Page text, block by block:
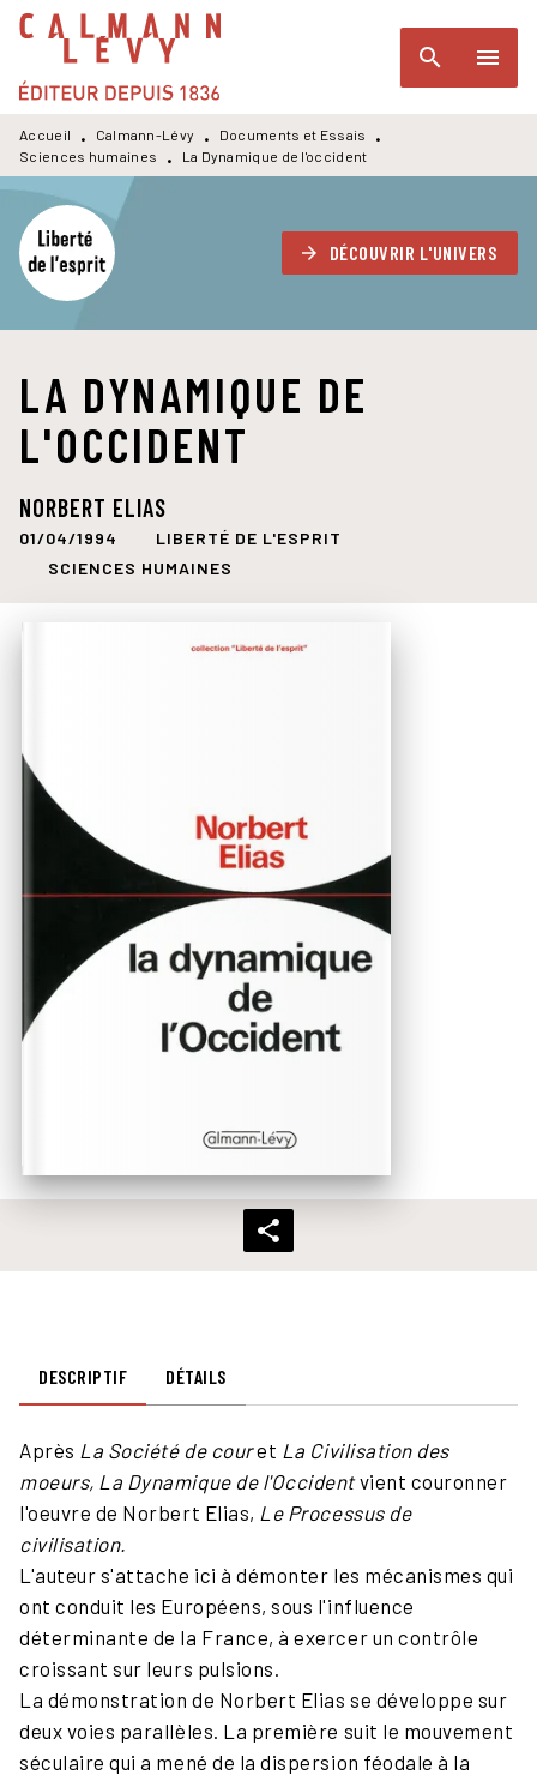
MENU RECHERCHE
PIED DE PAGE
search menu
Accueil • Calmann-Lévy • Documents et Essais
•
Sciences humaines
• La Dynamique de l'occident
arrow_forward DÉCOUVRIR L'UNIVERS
LA DYNAMIQUE DE
L'OCCIDENT
NORBERT ELIAS
01/04/1994
LIBERTÉ DE L'ESPRIT
SCIENCES HUMAINES
DESCRIPTIF DÉTAILS
Après La Société de couret La Civilisation des
moeurs, La Dynamique de l'Occidentvient couronner
l'oeuvre de Norbert Elias, Le Processus de
civilisation.
L'auteur s'attache ici à démonter les mécanismes qui
ont conduit les Européens, sous l'influence
déterminante de la France, à exercer un contrôle
croissant sur leurs pulsions.
La démonstration de Norbert Elias se développe sur
deux voies parallèles. La première suit le mouvement
séculaire qui a mené de la dispersion féodale à la